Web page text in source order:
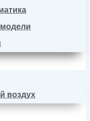
воздух